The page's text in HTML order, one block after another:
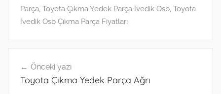
p
p
n m c
o
m
g
Parça, Toyota Çıkma Yedek Parça İvedik Osb, Toyota
İvedik Osb Çıkma Parça Fiyatları
gezinmesi
Önceki yazı
Toyota Çıkma Yedek Parça Ağrı